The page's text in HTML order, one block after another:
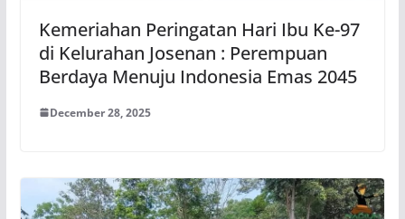
Kemeriahan Peringatan Hari Ibu Ke-97
di Kelurahan Josenan : Perempuan
Berdaya Menuju Indonesia Emas 2045
December 28, 2025